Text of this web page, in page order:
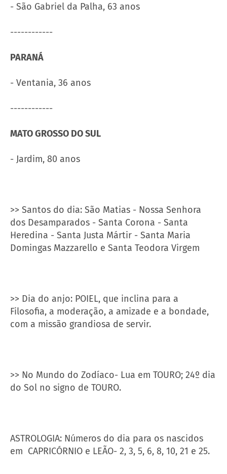
- São Gabriel da Palha, 63 anos
------------
PARANÁ
- Ventania, 36 anos
------------
MATO GROSSO DO SUL
- Jardim, 80 anos
>> Santos do dia: São Matias - Nossa Senhora
dos Desamparados - Santa Corona - Santa
Heredina - Santa Justa Mártir - Santa Maria
Domingas Mazzarello e Santa Teodora Virgem
>> Dia do anjo: POIEL, que inclina para a
Filosofia, a moderação, a amizade e a bondade,
com a missão grandiosa de servir.
>> No Mundo do Zodíaco- Lua em TOURO; 24º dia
do Sol no signo de TOURO.
ASTROLOGIA: Números do dia para os nascidos
em CAPRICÓRNIO e LEÃO- 2, 3, 5, 6, 8, 10, 21 e 25.